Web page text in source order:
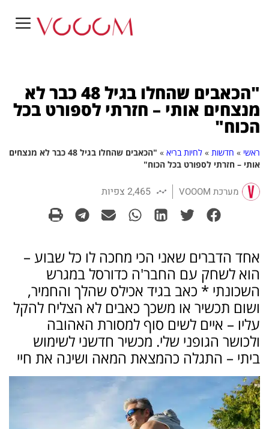
"הכאבים שהחלו בגיל 48 כבר לא
מנצחים אותי – חזרתי לספורט בכל
הכוח"
ראשי » חדשות » לחיות בריא »
"הכאבים שהחלו בגיל 48 כבר לא מנצחים
אותי – חזרתי לספורט בכל הכוח"
מערכת VOOOM 2,465 צפיות
אחד הדברים שאני הכי מחכה לו כל שבוע –
הוא לשחק עם החבר'ה כדורסל במגרש
השכונתי * כאב בגיד אכילס שהלך והחמיר,
ושום תכשיר או משכך כאבים לא הצליח להקל
עליו – איים לשים סוף למסורת האהובה
ולכושר הגופני שלי. מכשיר חדשני לשימוש
ביתי – התגלה כהמצאת המאה ושינה את חיי